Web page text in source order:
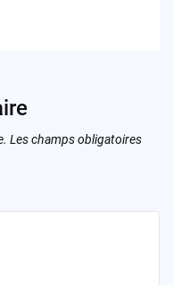
Les champs obligatoires